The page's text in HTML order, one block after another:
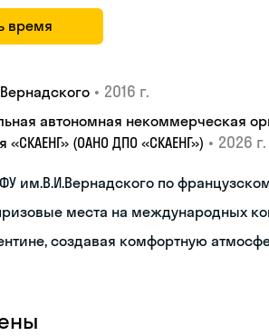
время
• 2016 г.
автономная некоммерческая
«СКАЕНГ» (ОАНО ДПО «СКАЕНГ») • 2026 г.
им.В.И.Вернадского по
места на международных
создавая комфортную